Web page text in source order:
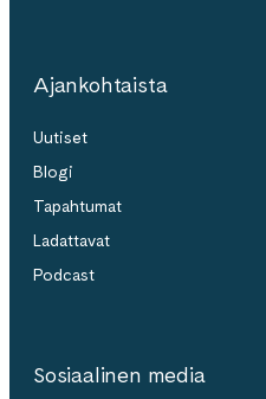
Ajankohtaista
Uutiset
Blogi
Tapahtumat
Ladattavat
Podcast
Sosiaalinen media